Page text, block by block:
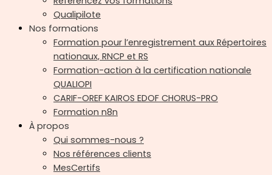
Qualipilote
Nos formations
Formation pour l’enregistrement aux Répertoires
nationaux, RNCP et RS
Formation-action à la certification nationale
QUALIOPI
CARIF-OREF KAIROS EDOF CHORUS-PRO
Formation n8n
À propos
Qui sommes-nous ?
Nos références clients
MesCertifs